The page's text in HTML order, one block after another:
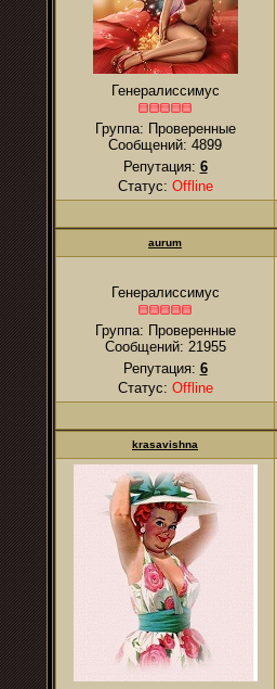
Генералиссимус
Группа: Проверенные
Сообщений: 4899
Репутация: 6
Статус: Offline
аurum
Генералиссимус
Группа: Проверенные
Сообщений: 21955
Репутация: 6
Статус: Offline
krasavishna